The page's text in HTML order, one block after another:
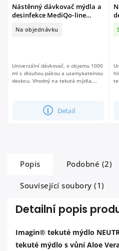
Nástěnný dávkovač mýdla a
desinfekce MediQo-line
Na objednávku
Detail
Univerzální dávkovač, o objemu 1000
ml s dlouhou pákou a uzamykatelnou
deskou. Vhodný na tekutá mýdla,
Popis Podobné (2)
Související soubory (1)
Detailní popis
Imagin® tekuté mýdlo
tekuté mýdlo s vůní Aloe